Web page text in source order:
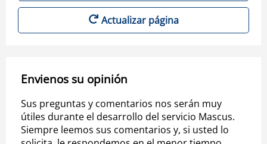
Actualizar página
Envienos su opinión
Sus preguntas y comentarios nos serán muy
útiles durante el desarrollo del servicio Mascus.
Siempre leemos sus comentarios y, si usted lo